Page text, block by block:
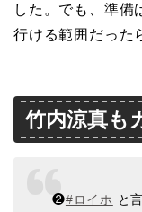
した。でも、準備
行ける範囲だった
竹内涼真も
❷#ロイホ と